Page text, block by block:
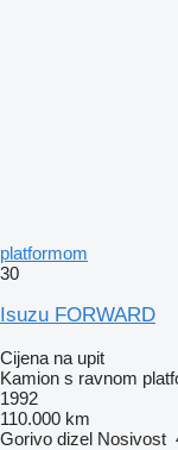
platformom
30
Isuzu FORWARD
Cijena na upit
Kamion s ravnom
1992
110.000 km
Gorivo dizel Nosivost